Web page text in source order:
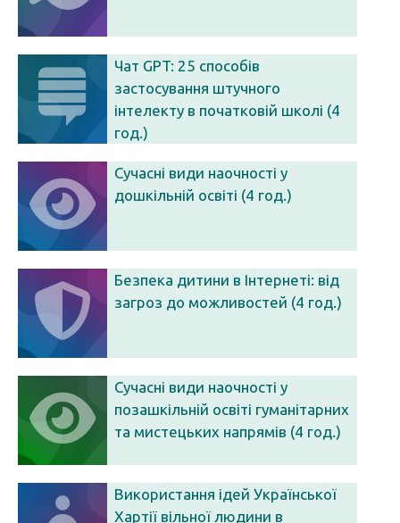
Чат GPT: 25 способів
застосування штучного
інтелекту в початковій школі (4
год.)
Сучасні види наочності у
дошкільній освіті (4 год.)
Безпека дитини в Інтернеті: від
загроз до можливостей (4 год.)
Сучасні види наочності у
позашкільній освіті гуманітарних
та мистецьких напрямів (4 год.)
Використання ідей Української
Хартії вільної людини в